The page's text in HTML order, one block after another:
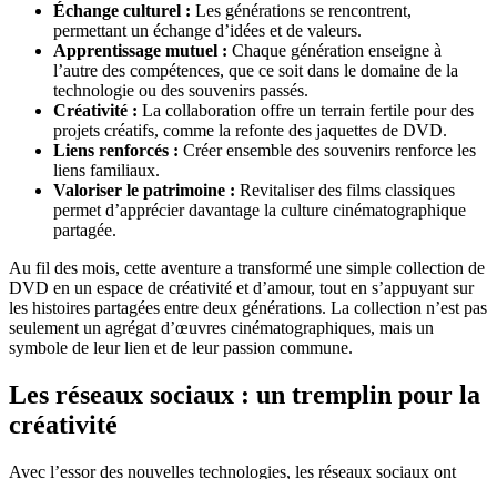
Échange culturel : Les générations se rencontrent,
permettant un échange d’idées et de valeurs.
Apprentissage mutuel : Chaque génération enseigne à
l’autre des compétences, que ce soit dans le domaine de la
technologie ou des souvenirs passés.
Créativité : La collaboration offre un terrain fertile pour des
projets créatifs, comme la refonte des jaquettes de DVD.
Liens renforcés : Créer ensemble des souvenirs renforce les
liens familiaux.
Valoriser le patrimoine : Revitaliser des films classiques
permet d’apprécier davantage la culture cinématographique
partagée.
Au fil des mois, cette aventure a transformé une simple collection de
DVD en un espace de créativité et d’amour, tout en s’appuyant sur
les histoires partagées entre deux générations. La collection n’est pas
seulement un agrégat d’œuvres cinématographiques, mais un
symbole de leur lien et de leur passion commune.
Les réseaux sociaux : un tremplin pour la
créativité
Avec l’essor des nouvelles technologies, les réseaux sociaux ont